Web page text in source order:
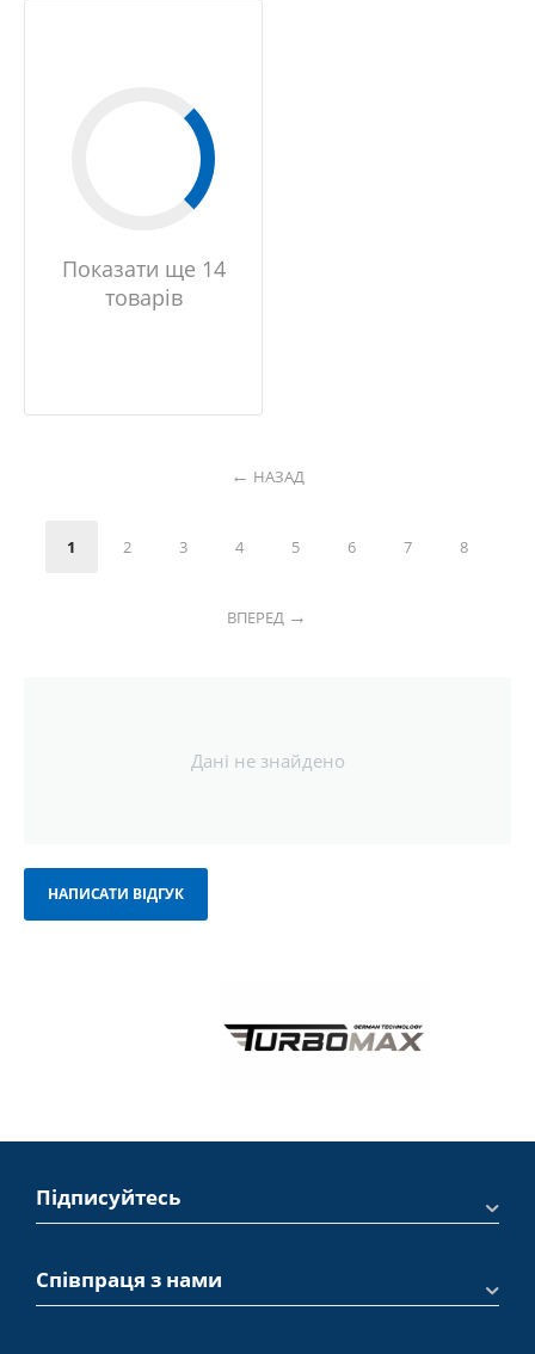
Показати ще 14
товарів
НАЗАД
1 2 3 4 5 6 7 8
ВПЕРЕД
Дані не знайдено
НАПИСАТИ ВІДГУК
Підписуйтесь
Співпраця з нами